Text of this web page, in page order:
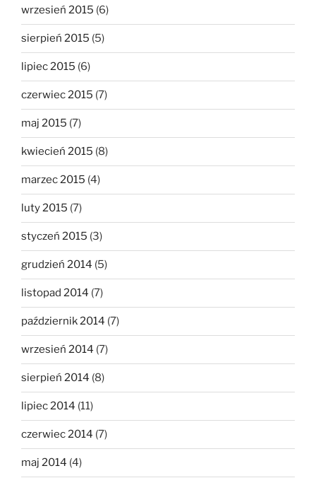
wrzesień 2015 (6)
sierpień 2015 (5)
lipiec 2015 (6)
czerwiec 2015 (7)
maj 2015 (7)
kwiecień 2015 (8)
marzec 2015 (4)
luty 2015 (7)
styczeń 2015 (3)
grudzień 2014 (5)
listopad 2014 (7)
październik 2014 (7)
wrzesień 2014 (7)
sierpień 2014 (8)
lipiec 2014 (11)
czerwiec 2014 (7)
maj 2014 (4)